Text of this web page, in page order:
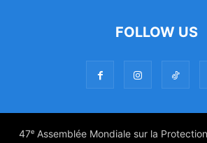
FOLLOW US
47ᵉ Assemblée Mondiale sur la